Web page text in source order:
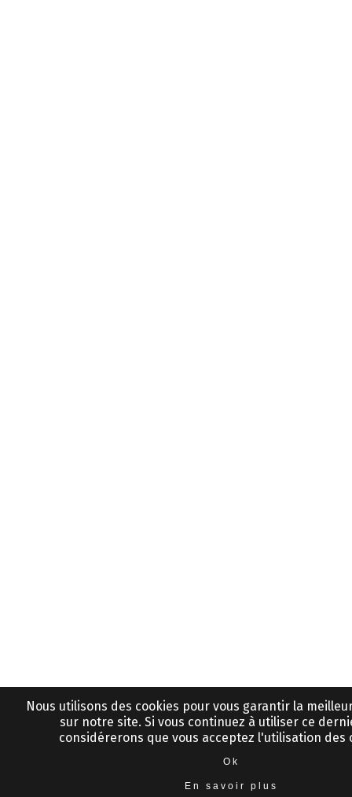
Nous utilisons des cookies pour vous garantir la
sur notre site. Si vous continuez à utiliser ce
considérerons que vous acceptez l'utilisation des
Ok
En savoir plus